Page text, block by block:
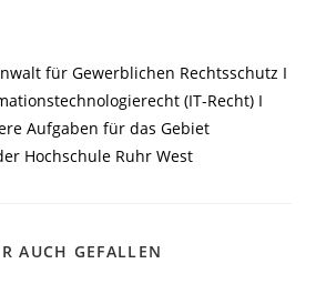
für Gewerblichen Rechtsschutz I
(IT-Recht) I
Aufgaben für das Gebiet
Hochschule Ruhr West
AUCH GEFALLEN